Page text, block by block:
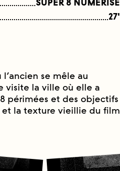
SUPER 8 NUMÉRISÉ
27'
se mêle au
visite la ville où elle a
périmées et des objectifs
et la texture vieillie du film